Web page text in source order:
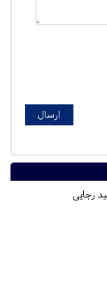
رجایی